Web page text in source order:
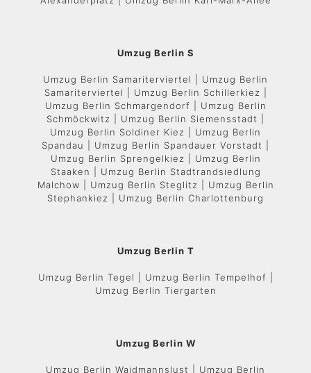
Umzug Berlin S
Umzug Berlin Samariterviertel | Umzug Berlin
Samariterviertel | Umzug Berlin Schillerkiez |
Umzug Berlin Schmargendorf | Umzug Berlin
Schmöckwitz | Umzug Berlin Siemensstadt |
Umzug Berlin Soldiner Kiez | Umzug Berlin
Spandau | Umzug Berlin Spandauer Vorstadt |
Umzug Berlin Sprengelkiez | Umzug Berlin
Staaken | Umzug Berlin Stadtrandsiedlung
Malchow | Umzug Berlin Steglitz | Umzug Berlin
Stephankiez | Umzug Berlin Charlottenburg
Umzug Berlin T
Umzug Berlin Tegel | Umzug Berlin Tempelhof |
Umzug Berlin Tiergarten
Umzug Berlin W
Umzug Berlin Waidmannslust | Umzug Berlin